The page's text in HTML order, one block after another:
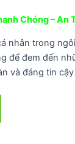
Chóng – An
nhân trong
để đem đến
và đáng tin